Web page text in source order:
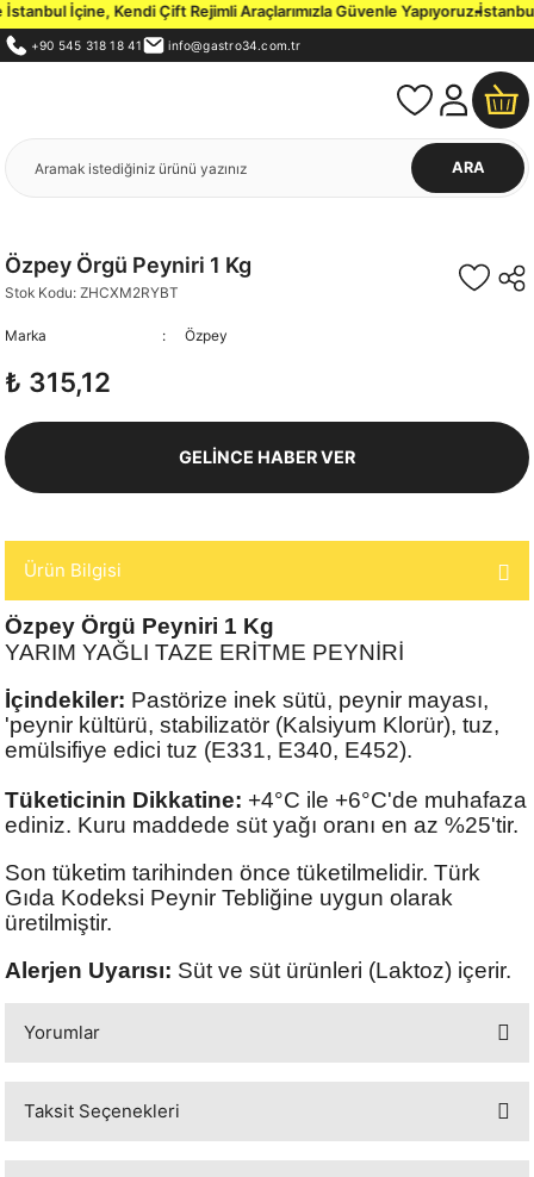
İçine, Kendi Çift Rejimli Araçlarımızla Güvenle Yapıyoruz.İstanbul
+90 545 318 18 41 info@gastro34.com.tr
ARA
Özpey Örgü Peyniri 1 Kg
Stok Kodu: ZHCXM2RYBT
Marka Özpey
₺ 315,12
GELİNCE HABER VER
Ürün Bilgisi
Özpey Örgü Peyniri 1 Kg
YARIM YAĞLI TAZE ERİTME PEYNİRİ
İçindekiler: Pastörize inek sütü, peynir mayası,
'peynir kültürü, stabilizatör (Kalsiyum Klorür), tuz,
emülsifiye edici tuz (E331, E340, E452).
Tüketicinin Dikkatine: +4°C ile +6°C'de muhafaza
ediniz. Kuru maddede süt yağı oranı en az %25'tir.
Son tüketim tarihinden önce tüketilmelidir. Türk
Gıda Kodeksi Peynir Tebliğine uygun olarak
üretilmiştir.
Alerjen Uyarısı: Süt ve süt ürünleri (Laktoz) içerir.
Yorumlar
Taksit Seçenekleri